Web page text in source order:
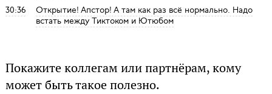
30:36
Открытие! Апстор! А там как раз всё нормально. Надо
встать между Тиктоком и Ютюбом
Покажите коллегам или партнёрам, кому
может быть такое полезно.